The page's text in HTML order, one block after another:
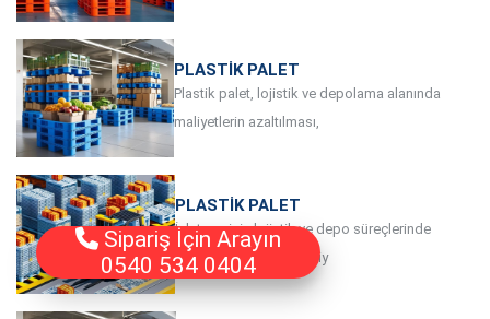
PLASTIK PALET
Plastik palet, lojistik ve depolama alanında
maliyetlerin azaltılması,
PLASTIK PALET
İşletmenizin lojistik ve depo süreçlerinde
verimliliği artırmak, maliy
Sipariş İçin Arayın
0540 534 0404